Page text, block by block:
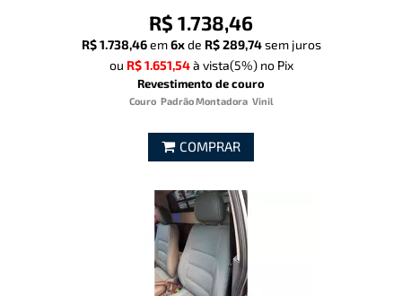
R$ 1.738,46
R$ 1.738,46 em6x de R$ 289,74 sem juros
ou R$ 1.651,54à vista(5%)no Pix
Revestimento de couro
Couro Padrão Montadora Vinil
COMPRAR